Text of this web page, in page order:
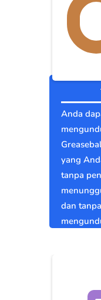
Anda
yang
tanpa
dan